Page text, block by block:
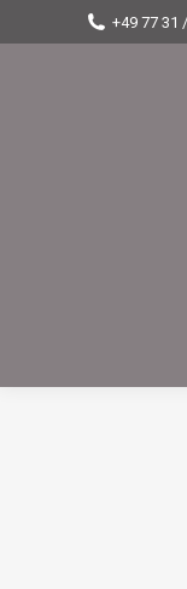
+49 77 31